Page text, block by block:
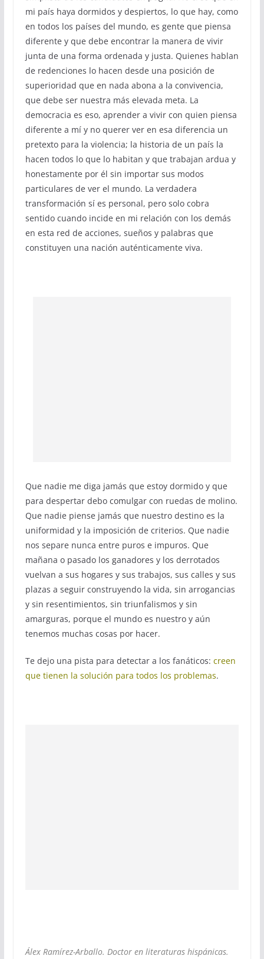
mi país haya dormidos y despiertos, lo que hay, como
en todos los países del mundo, es gente que piensa
diferente y que debe encontrar la manera de vivir
junta de una forma ordenada y justa. Quienes hablan
de redenciones lo hacen desde una posición de
superioridad que en nada abona a la convivencia,
que debe ser nuestra más elevada meta. La
democracia es eso, aprender a vivir con quien piensa
diferente a mí y no querer ver en esa diferencia un
pretexto para la violencia; la historia de un país la
hacen todos lo que lo habitan y que trabajan ardua y
honestamente por él sin importar sus modos
particulares de ver el mundo. La verdadera
transformación sí es personal, pero solo cobra
sentido cuando incide en mi relación con los demás
en esta red de acciones, sueños y palabras que
constituyen una nación auténticamente viva.
Que nadie me diga jamás que estoy dormido y que
para despertar debo comulgar con ruedas de molino.
Que nadie piense jamás que nuestro destino es la
uniformidad y la imposición de criterios. Que nadie
nos separe nunca entre puros e impuros. Que
mañana o pasado los ganadores y los derrotados
vuelvan a sus hogares y sus trabajos, sus calles y sus
plazas a seguir construyendo la vida, sin arrogancias
y sin resentimientos, sin triunfalismos y sin
amarguras, porque el mundo es nuestro y aún
tenemos muchas cosas por hacer.
Te dejo una pista para detectar a los fanáticos: creen
que tienen la solución para todos los problemas.
Álex Ramírez-Arballo. Doctor en literaturas hispánicas.